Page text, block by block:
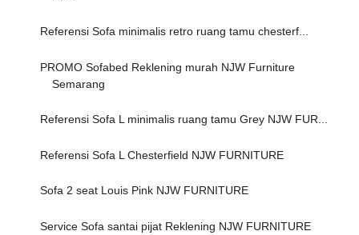
Referensi Sofa minimalis retro ruang tamu chesterf...
PROMO Sofabed Reklening murah NJW Furniture
Semarang
Referensi Sofa L minimalis ruang tamu Grey NJW FUR...
Referensi Sofa L Chesterfield NJW FURNITURE
Sofa 2 seat Louis Pink NJW FURNITURE
Service Sofa santai pijat Reklening NJW FURNITURE